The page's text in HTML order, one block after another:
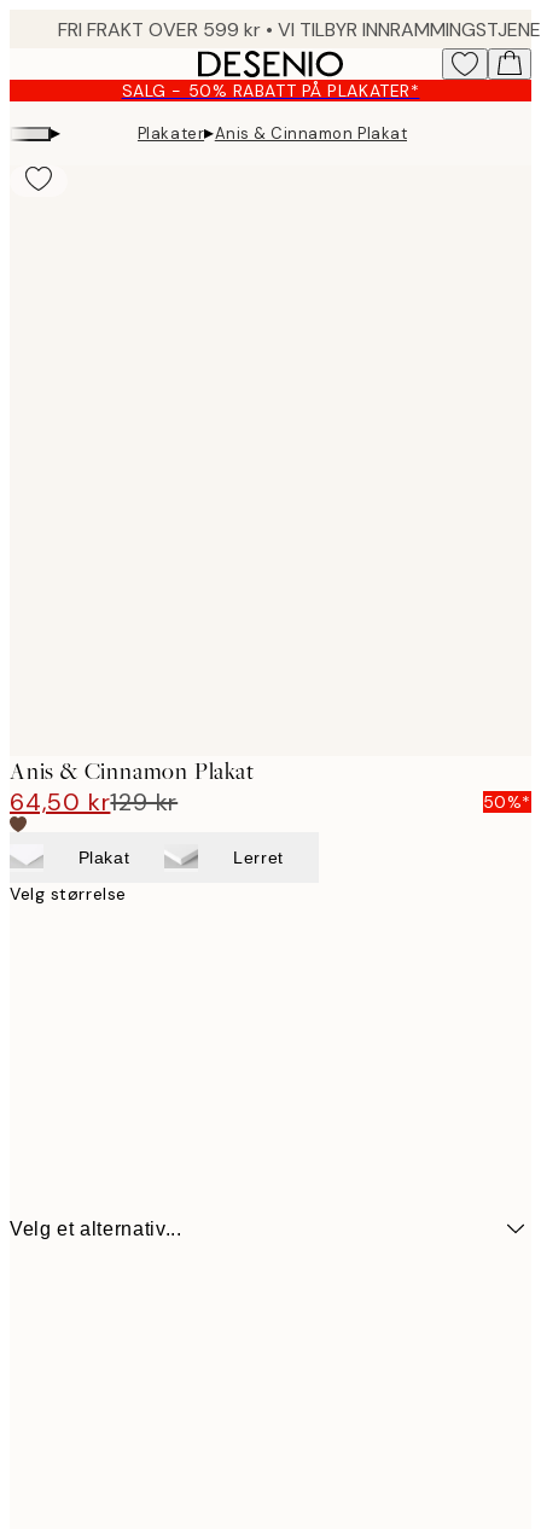
content.
SALG - 50% RABATT PÅ PLAKATER*
▸ Plakater▸Anis & Cinnamon Plakat
Anis & Cinnamon Plakat
64,50 kr129 kr 50%*
Plakat Lerret
Velg størrelse
Velg et alternativ...